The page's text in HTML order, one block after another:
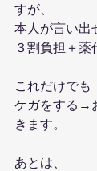
すが、
本人が言い出
３割負担＋薬
これだけでも
ケガをする→
きます。
あとは、